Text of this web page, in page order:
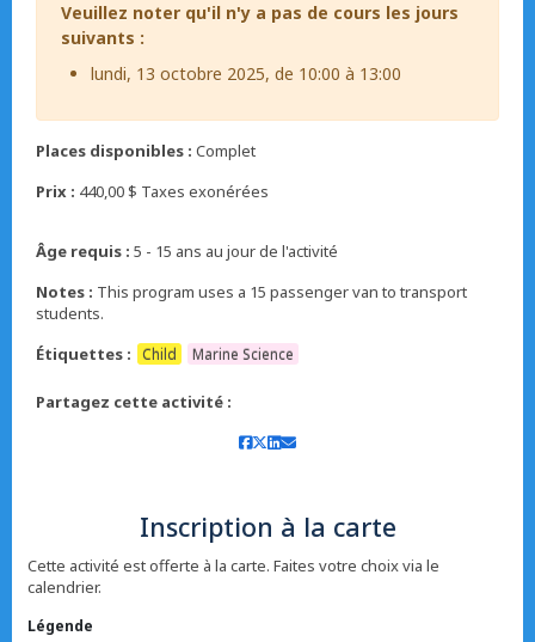
Veuillez noter qu'il n'y a pas de cours les jours
suivants :
lundi, 13 octobre 2025, de 10:00 à 13:00
Places disponibles : Complet
Prix : 440,00 $ Taxes exonérées
Âge requis : 5 - 15 ans au jour de l'activité
Notes : This program uses a 15 passenger van to transport
students.
Étiquettes :
Child Marine Science
Partagez cette activité :
Inscription à la carte
Cette activité est offerte à la carte. Faites votre choix via le
calendrier.
Légende